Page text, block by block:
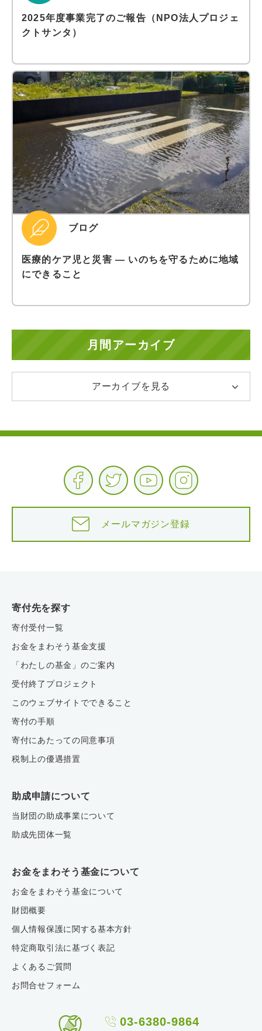
2025年度事業完了のご報告（NPO法人プロジェ
クトサンタ）
ブログ
医療的ケア児と災害 ― いのちを守るために地域
にできること
月間アーカイブ
アーカイブを見る
メールマガジン登録
寄付先を探す
寄付受付一覧
お金をまわそう基金支援
「わたしの基金」のご案内
受付終了プロジェクト
このウェブサイトでできること
寄付の手順
寄付にあたっての同意事項
税制上の優遇措置
助成申請について
当財団の助成事業について
助成先団体一覧
お金をまわそう基金について
お金をまわそう基金について
財団概要
個人情報保護に関する基本方針
特定商取引法に基づく表記
よくあるご質問
お問合せフォーム
03-6380-9864